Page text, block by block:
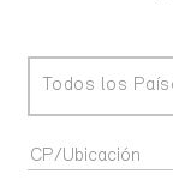
Todos los